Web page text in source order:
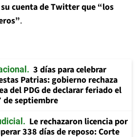
cuenta de Twitter que “los
.
3 días para celebrar
Patrias: gobierno rechaza
del PDG de declarar feriado el
de septiembre
Le rechazaron licencia por
338 días de reposo: Corte